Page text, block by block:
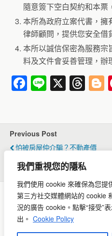
我們重視您的隱私
我們使用 cookie 來確保為您提
第三方社交媒體網站的 cookie
況的廣告 cookie。 點擊“接受”
出。 Cookie Policy
隨意簽下空白契約和本票
本所為政府立案代書，擁
律師顧問，提供您安全借
本所以誠信保密為服務宗
料及文件會妥善管理，辦
F
a
e
b
o
o
k
Li
n
X T
hr
a
d
s
Previous Post
怕被房屋仲介騙？不動產價
Back